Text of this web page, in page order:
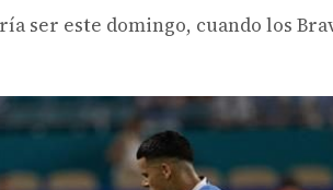
ser este domingo, cuando los